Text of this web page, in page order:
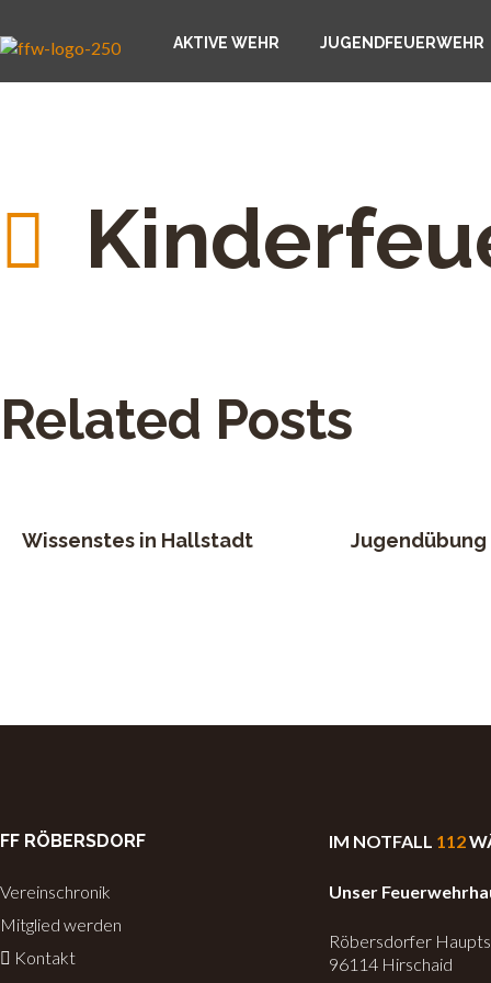
AKTIVE WEHR JUGENDFEUERWEHR
Related Posts
Wissenstes in Hallstadt Jugendübung
FF RÖBERSDORF
Vereinschronik
Mitglied werden
Kontakt
IM NOTFALL 112
Unser
Röbersdorfer
96114 Hirschaid